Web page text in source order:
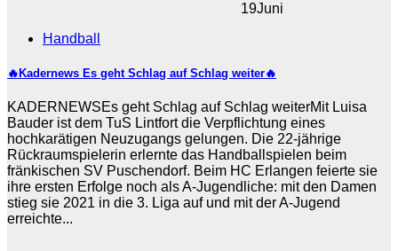
19Juni
Handball
🔥Kadernews Es geht Schlag auf Schlag weiter🔥
KADERNEWSEs geht Schlag auf Schlag weiterMit Luisa
Bauder ist dem TuS Lintfort die Verpflichtung eines
hochkarätigen Neuzugangs gelungen. Die 22-jährige
Rückraumspielerin erlernte das Handballspielen beim
fränkischen SV Puschendorf. Beim HC Erlangen feierte sie
ihre ersten Erfolge noch als A-Jugendliche: mit den Damen
stieg sie 2021 in die 3. Liga auf und mit der A-Jugend
erreichte...